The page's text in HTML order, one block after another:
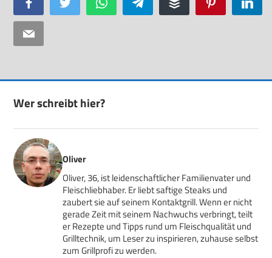
Facebook Twitter WhatsApp Telegram Buffer Pinterest
Email
Wer schreibt hier?
Oliver
Oliver, 36, ist leidenschaftlicher Familienvater und
Fleischliebhaber. Er liebt saftige Steaks und
zaubert sie auf seinem Kontaktgrill. Wenn er nicht
gerade Zeit mit seinem Nachwuchs verbringt, teilt
er Rezepte und Tipps rund um Fleischqualität und
Grilltechnik, um Leser zu inspirieren, zuhause selbst
zum Grillprofi zu werden.